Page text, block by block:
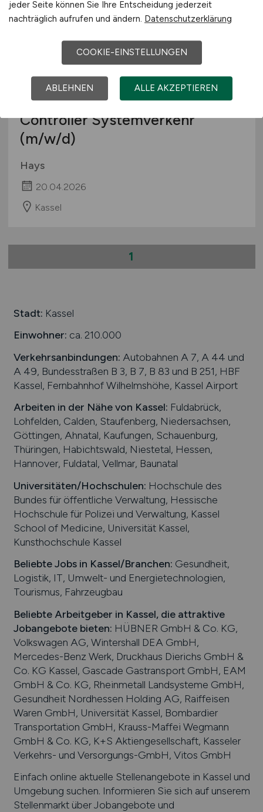
Controller Systemverkehr
(m/w/d)
Hays
20.04.2026
Kassel
1
Stadt: Kassel
Einwohner: ca. 210.000
Verkehrsanbindungen: Autobahnen A 7, A 44 und
A 49, Bundesstraßen B 3, B 7, B 83 und B 251, HBF
Kassel, Fernbahnhof Wilhelmshöhe, Kassel Airport
Arbeiten in der Nähe von Kassel: Fuldabrück,
Lohfelden, Calden, Staufenberg, Niedersachsen,
Göttingen, Ahnatal, Kaufungen, Schauenburg,
Thüringen, Habichtswald, Niestetal, Hessen,
Hannover, Fuldatal, Vellmar, Baunatal
Universitäten/Hochschulen: Hochschule des
Bundes für öffentliche Verwaltung, Hessische
Hochschule für Polizei und Verwaltung, Kassel
School of Medicine, Universität Kassel,
Kunsthochschule Kassel
Beliebte Jobs in Kassel/Branchen: Gesundheit,
Logistik, IT, Umwelt- und Energietechnologien,
Tourismus, Fahrzeugbau
Beliebte Arbeitgeber in Kassel, die attraktive
Jobangebote bieten: HÜBNER GmbH & Co. KG,
Volkswagen AG, Wintershall DEA GmbH,
Mercedes-Benz Werk, Druckhaus Dierichs GmbH &
Co. KG Kassel, Gascade Gastransport GmbH, EAM
GmbH & Co. KG, Rheinmetall Landsysteme GmbH,
Gesundheit Nordhessen Holding AG, Raiffeisen
Waren GmbH, Universität Kassel, Bombardier
Transportation GmbH, Krauss-Maffei Wegmann
GmbH & Co. KG, K+S Aktiengesellschaft, Kasseler
Verkehrs- und Versorgungs-GmbH, Vitos GmbH
Einfach online aktuelle Stellenangebote in Kassel und
Umgebung suchen. Informieren Sie sich auf unserem
Stellenmarkt über Jobangebote und
jeder Seite können Sie Ihre Entscheidung jederzeit
nachträglich aufrufen und ändern. Datenschutzerklärung
COOKIE-EINSTELLUNGEN
ABLEHNEN ALLE AKZEPTIEREN